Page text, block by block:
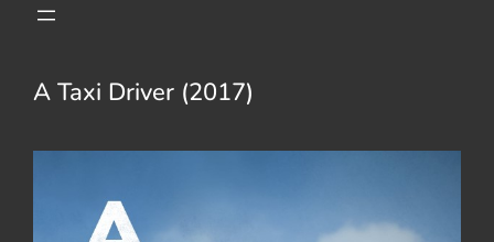
A Taxi Driver (2017)